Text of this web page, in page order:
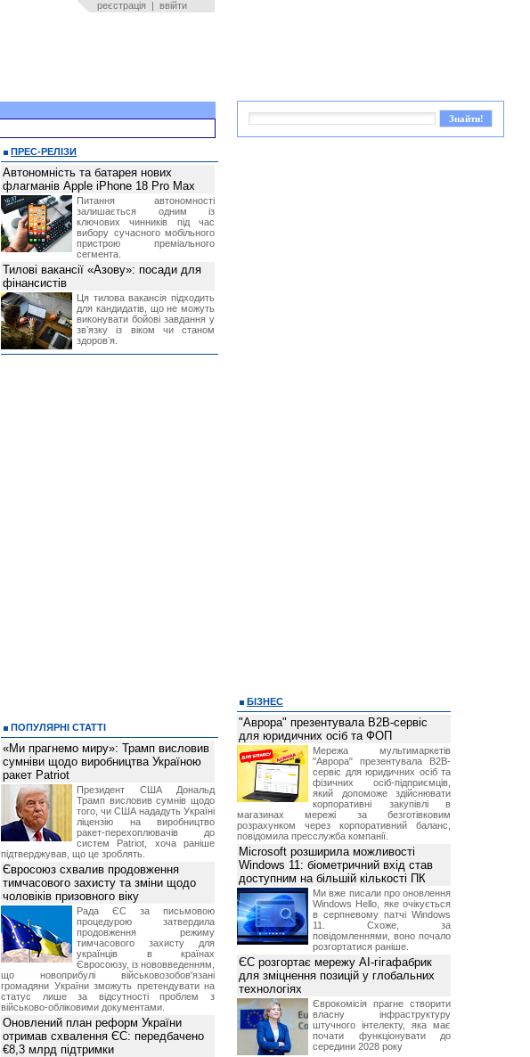
реєстрація | ввійти
ПРЕС-РЕЛІЗИ
Автономність та батарея нових
флагманів Apple iPhone 18 Pro Max
Питання автономності
залишається одним із
ключових чинників під час
вибору сучасного мобільного
пристрою преміального
сегмента.
Тилові вакансії «Азову»: посади для
фінансистів
Ця тилова вакансія підходить
для кандидатів, що не можуть
виконувати бойові завдання у
звʼязку із віком чи станом
здоровʼя.
ПОПУЛЯРНІ СТАТТІ
«Ми прагнемо миру»: Трамп висловив
сумніви щодо виробництва Україною
ракет Patriot
Президент США Дональд
Трамп висловив сумнів щодо
того, чи США нададуть Україні
ліцензію на виробництво
ракет-перехоплювачів до
систем Patriot, хоча раніше
підтверджував, що це зроблять.
Євросоюз схвалив продовження
тимчасового захисту та зміни щодо
чоловіків призовного віку
Рада ЄС за письмовою
процедурою затвердила
продовження режиму
тимчасового захисту для
українців в країнах
Євросоюзу, із нововведенням,
що новоприбулі військовозобов'язані
громадяни України зможуть претендувати на
статус лише за відсутності проблем з
військово-обліковими документами.
Оновлений план реформ України
отримав схвалення ЄС: передбачено
€8,3 млрд підтримки
БІЗНЕС
"Аврора" презентувала B2B-сервіс
для юридичних осіб та ФОП
Мережа мультимаркетів
"Аврора" презентувала B2B-
сервіс для юридичних осіб та
фізичних осіб-підприємців,
який допоможе здійснювати
корпоративні закупівлі в
магазинах мережі за безготівковим
розрахунком через корпоративний баланс,
повідомила пресслужба компанії.
Microsoft розширила можливості
Windows 11: біометричний вхід став
доступним на більшій кількості ПК
Ми вже писали про оновлення
Windows Hello, яке очікується
в серпневому патчі Windows
11. Схоже, за
повідомленнями, воно почало
розгортатися раніше.
ЄС розгортає мережу AI-гігафабрик
для зміцнення позицій у глобальних
технологіях
Єврокомісія прагне створити
власну інфраструктуру
штучного інтелекту, яка має
почати функціонувати до
середини 2028 року